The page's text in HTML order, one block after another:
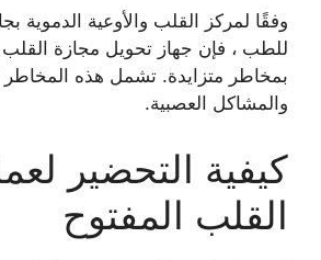
وفقًا لمركز القلب والأوعية الدموية
للطب ، فإن جهاز تحويل مجازة القلب
بمخاطر متزايدة. تشمل هذه المخاطر
والمشاكل العصبية.
كيفية التحضير
القلب المفتوح